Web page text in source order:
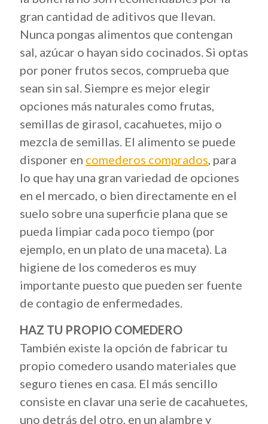
gran cantidad de aditivos que llevan.
Nunca pongas alimentos que contengan
sal, azúcar o hayan sido cocinados. Si optas
por poner frutos secos, comprueba que
sean sin sal. Siempre es mejor elegir
opciones más naturales como frutas,
semillas de girasol, cacahuetes, mijo o
mezcla de semillas. El alimento se puede
disponer en comederos comprados, para
lo que hay una gran variedad de opciones
en el mercado, o bien directamente en el
suelo sobre una superficie plana que se
pueda limpiar cada poco tiempo (por
ejemplo, en un plato de una maceta). La
higiene de los comederos es muy
importante puesto que pueden ser fuente
de contagio de enfermedades.
HAZ TU PROPIO COMEDERO
También existe la opción de fabricar tu
propio comedero usando materiales que
seguro tienes en casa. El más sencillo
consiste en clavar una serie de cacahuetes,
uno detrás del otro, en un alambre y